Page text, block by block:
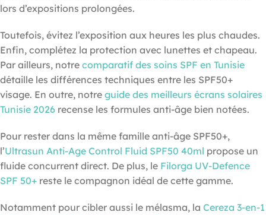
lors d’expositions prolongées.
Toutefois, évitez l’exposition aux heures les plus chaudes.
Enfin, complétez la protection avec lunettes et chapeau.
Par ailleurs, notre comparatif des soins SPF en Tunisie
détaille les différences techniques entre les SPF50+
visage. En outre, notre guide des meilleurs écrans solaires
Tunisie 2026 recense les formules anti-âge bien notées.
Pour rester dans la même famille anti-âge SPF50+,
l’Ultrasun Anti-Age Control Fluid SPF50 40ml propose un
fluide concurrent direct. De plus, le Filorga UV-Defence
SPF 50+ reste le compagnon idéal de cette gamme.
Notamment pour cibler aussi le mélasma, la Cereza 3-en-1